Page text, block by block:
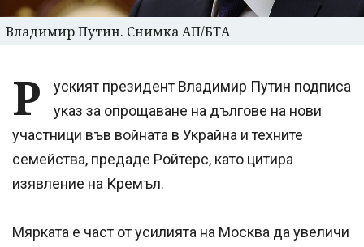
Владимир Путин. Снимка АП/БТА
Р
уският президент Владимир Путин подписа
указ за опрощаване на дългове на нови
участници във войната в Украйна и техните
семейства, предаде Ройтерс, като цитира
изявление на Кремъл.
Мярката е част от усилията на Москва да увеличи